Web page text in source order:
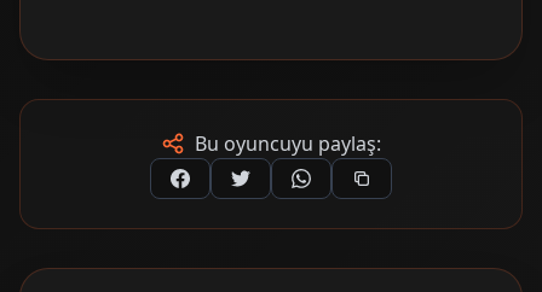
Bu oyuncuyu paylaş: